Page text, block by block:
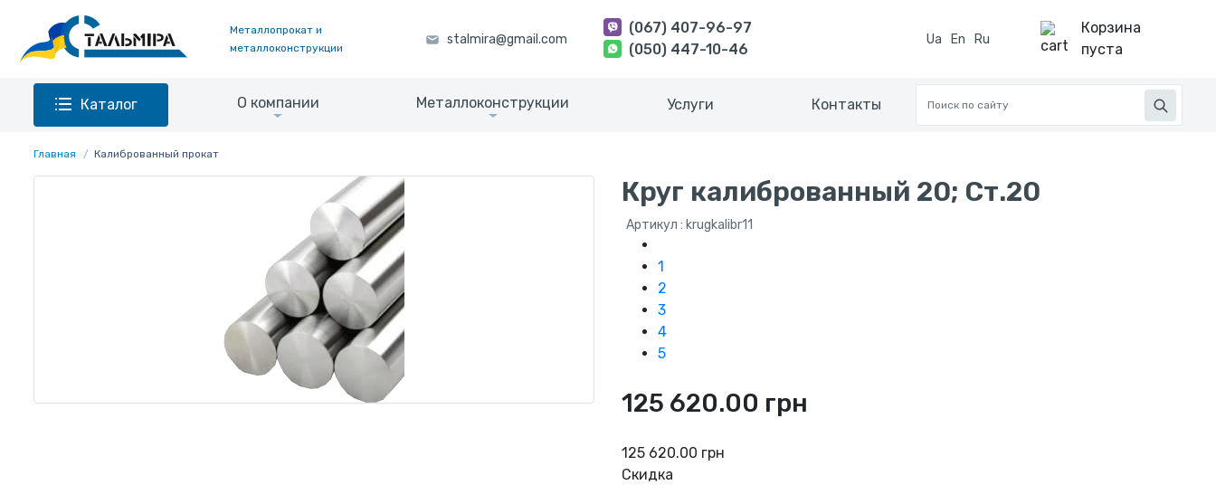
Металлопрокат и
металлоконструкции
(067) 407-96-97
(050) 447-10-46
Ua En Ru
Корзина
пуста
Каталог О компании Металлоконструкции Услуги Контакты
Главная Калиброванный прокат
Круг калиброванный 20; Ст.20
Артикул : krugkalibr11
1
2
3
4
5
125 620.00 грн
125 620.00 грн
Скидка